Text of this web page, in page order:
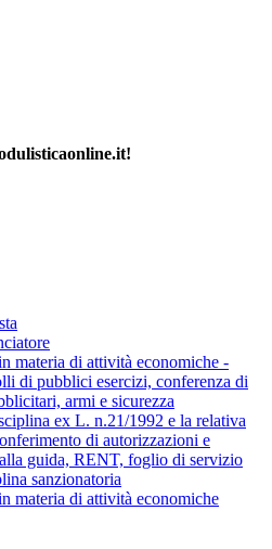
materia di attività economiche -
di pubblici esercizi, conferenza di
armi e sicurezza
ex L. n.21/1992 e la relativa
di autorizzazioni e
guida, RENT, foglio di servizio
sanzionatoria
materia di attività economiche